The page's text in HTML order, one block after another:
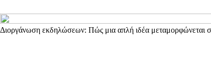
Διοργάνωση εκδηλώσεων: Πώς μια απλή ιδέα μεταμορφώνεται